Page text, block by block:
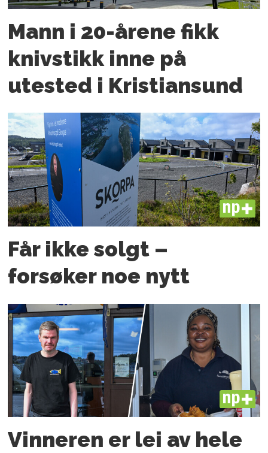
Mann i 20-årene fikk
knivstikk inne på
utested i Kristiansund
PLUS
Får ikke solgt –
forsøker noe nytt
PLUS
Vinneren er lei av hele